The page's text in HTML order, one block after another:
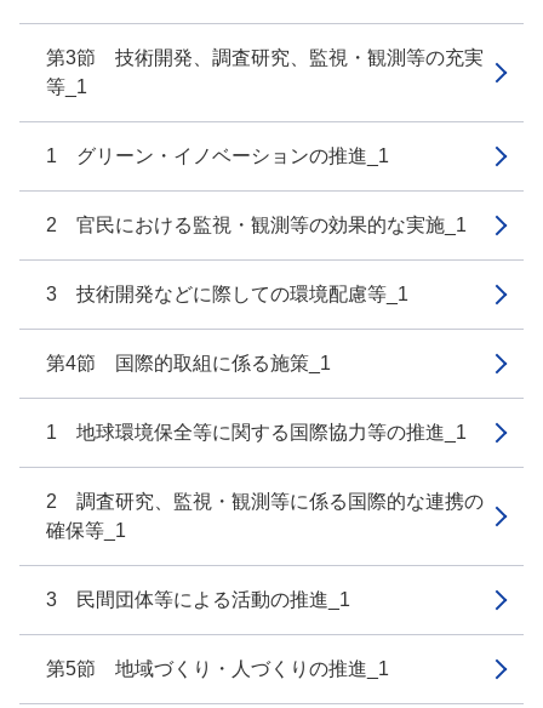
第3節 技術開発、調査研究、監視・観測等の充実
等_1
1 グリーン・イノベーションの推進_1
2 官民における監視・観測等の効果的な実施_1
3 技術開発などに際しての環境配慮等_1
第4節 国際的取組に係る施策_1
1 地球環境保全等に関する国際協力等の推進_1
2 調査研究、監視・観測等に係る国際的な連携の
確保等_1
3 民間団体等による活動の推進_1
第5節 地域づくり・人づくりの推進_1